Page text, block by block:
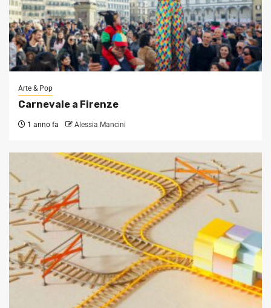
Arte & Pop
Carnevale a Firenze
1 anno fa Alessia Mancini